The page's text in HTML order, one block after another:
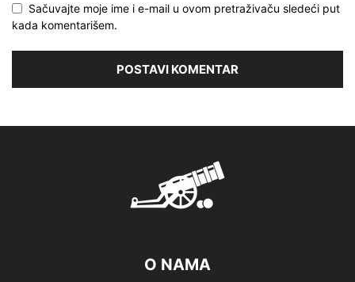
Sačuvajte moje ime i e-mail u ovom pretraživaču sledeći put
kada komentarišem.
O NAMA